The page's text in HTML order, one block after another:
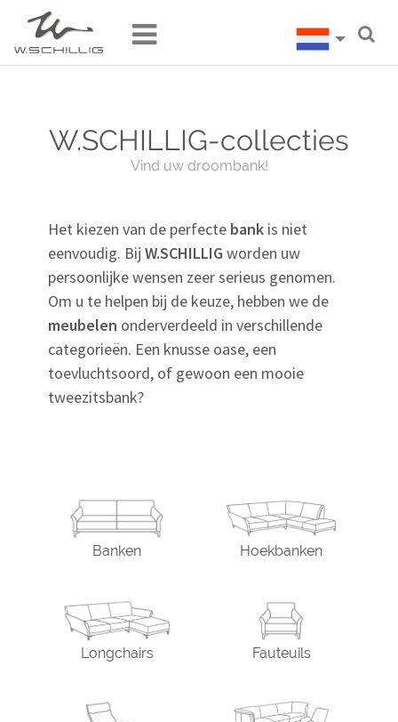
W.SCHILLIG-collecties
Vind uw droombank!
Het kiezen van de perfecte bank is niet
eenvoudig. Bij W.SCHILLIG worden uw
persoonlijke wensen zeer serieus genomen.
Om u te helpen bij de keuze, hebben we de
meubelen onderverdeeld in verschillende
categorieën. Een knusse oase, een
toevluchtsoord, of gewoon een mooie
tweezitsbank?
Banken Hoekbanken
Longchairs Fauteuils